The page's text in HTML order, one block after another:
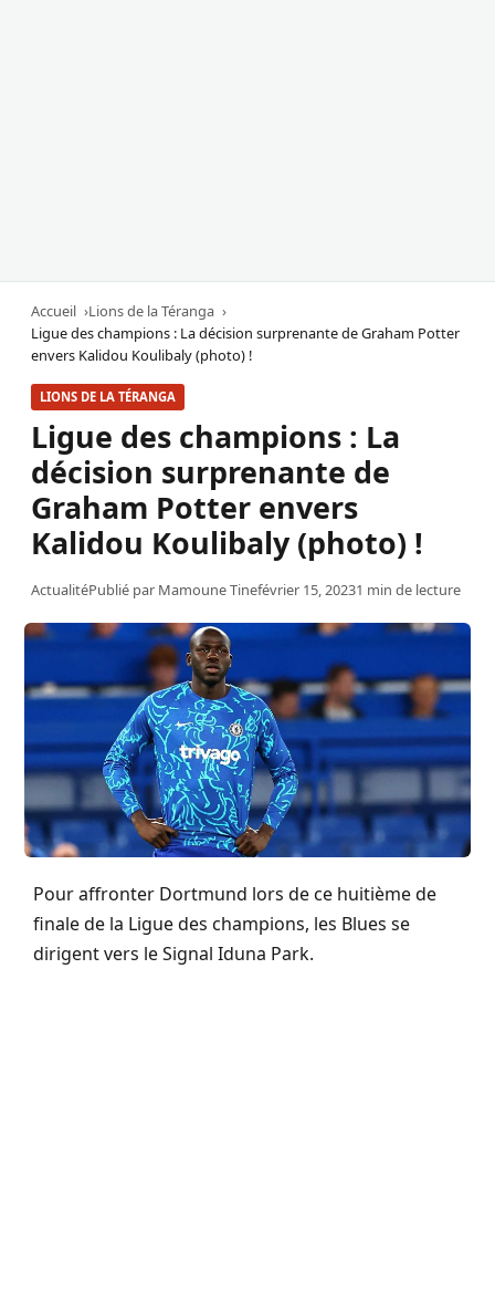
Accueil
Lions de la Téranga
Ligue des champions : La décision surprenante de Graham Potter
envers Kalidou Koulibaly (photo) !
LIONS DE LA TÉRANGA
Ligue des champions : La
décision surprenante de
Graham Potter envers
Kalidou Koulibaly (photo) !
ActualitéPublié par Mamoune Tinefévrier 15, 20231 min de lecture
Pour affronter Dortmund lors de ce huitième de
finale de la Ligue des champions, les Blues se
dirigent vers le Signal Iduna Park.